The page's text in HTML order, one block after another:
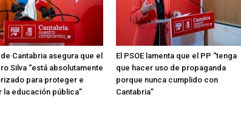
de Cantabria asegura que el
Silva “está absolutamente
para proteger e
la educación pública”
El PSOE lamenta que el PP “tenga
que hacer uso de propaganda
porque nunca cumplido con
Cantabria”